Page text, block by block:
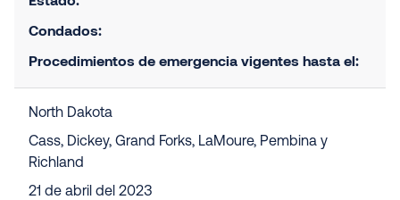
Condados:
Procedimientos de emergencia vigentes hasta el:
North Dakota
Cass, Dickey, Grand Forks, LaMoure, Pembina y
Richland
21 de abril del 2023